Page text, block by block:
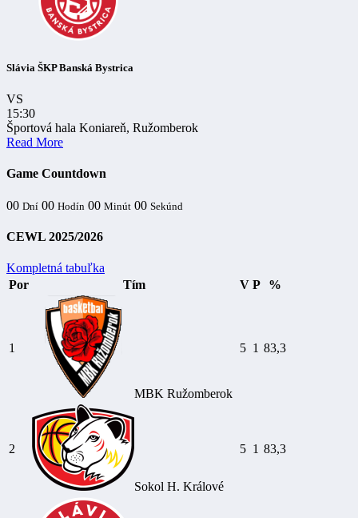
Slávia ŠKP Banská Bystrica
VS
15:30
Športová hala Koniareň, Ružomberok
Read More
Game Countdown
00 Dní 00 Hodín 00 Minút 00 Sekúnd
CEWL 2025/2026
Kompletná tabuľka
Por
Tím V P %
1
MBK Ružomberok
5 1 83,3
2
Sokol H. Králové
5 1 83,3